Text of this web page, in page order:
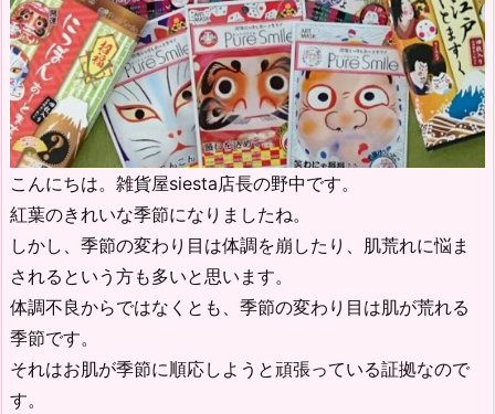
こんにちは。雑貨屋siesta店長の野中です。
紅葉のきれいな季節になりましたね。
しかし、季節の変わり目は体調を崩したり、肌荒れに悩ま
されるという方も多いと思います。
体調不良からではなくとも、季節の変わり目は肌が荒れる
季節です。
それはお肌が季節に順応しようと頑張っている証拠なので
す。